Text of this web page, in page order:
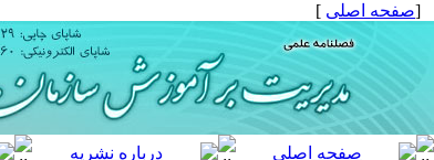
[صفحه اصلی ]